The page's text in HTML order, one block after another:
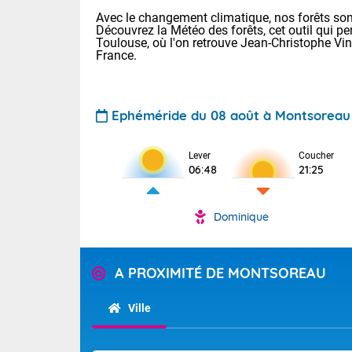
Avec le changement climatique, nos forêts
Découvrez la Météo des forêts, cet outil qui
Toulouse, où l'on retrouve Jean-Christophe
France.
Ephéméride du 08 août à Montsoreau
Lever
06:48
Coucher
21:25
Dominique
A PROXIMITÉ DE MONTSOREAU
Ville
Voici les
: 34 Lyon :
Rennes : 33
36 Nice : 32
circulent en
installées